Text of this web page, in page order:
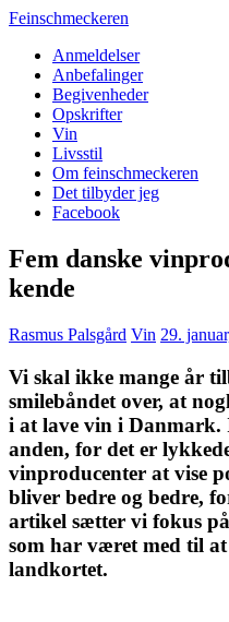
Feinschmeckeren
Anmeldelser
Anbefalinger
Begivenheder
Opskrifter
Vin
Livsstil
Om feinschmeckeren
Det tilbyder jeg
Facebook
Fem danske
kende
Rasmus Palsgård Vin 29.
Vi skal ikke mange år
smilebåndet over, at
i at lave vin i Danmark.
anden, for det er
vinproducenter at vise
bliver bedre og bedre,
artikel sætter vi fokus
som har været med til
landkortet.